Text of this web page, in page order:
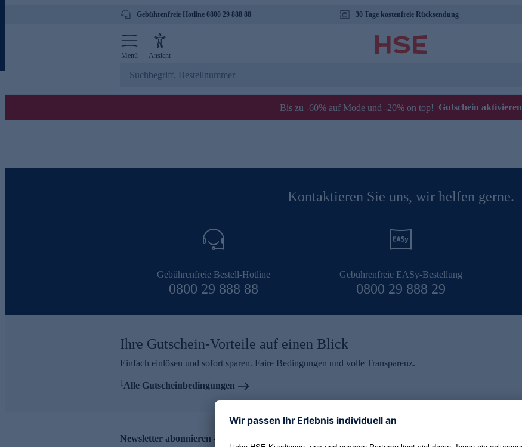
Gebührenfreie Hotline 0800 29 888 88 30 Tage kostenfreie Rücksendung
Menü Ansicht
Bis zu -60% auf Mode und -20% on top! Gutschein aktivieren
Kontaktieren Sie uns, wir helfen gerne.
Gebührenfreie Bestell-Hotline
0800 29 888 88
Gebührenfreie EASy-Bestellung
0800 29 888 29
Ihre Gutschein-Vorteile auf einen Blick
Einfach einlösen und sofort sparen. Faire Bedingungen und volle Transparenz.
1Alle Gutscheinbedingungen
Newsletter abonnieren – 10 € Gutschein erhalten